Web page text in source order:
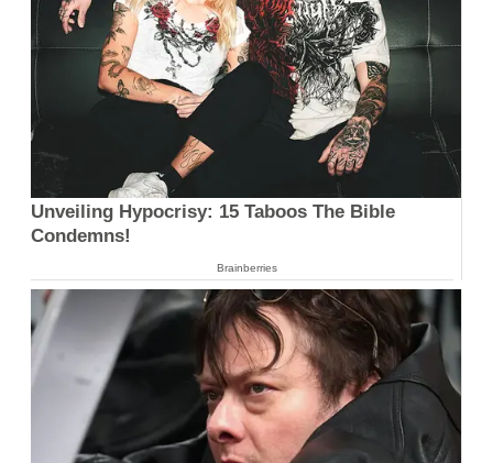
Unveiling Hypocrisy: 15 Taboos The Bible
Condemns!
Brainberries